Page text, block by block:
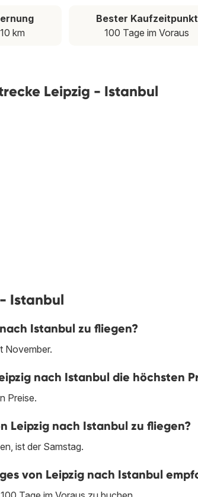
km
Bester Kaufzeitpunkt
100 Tage im Voraus
Leipzig - Istanbul
Istanbul
Istanbul zu fliegen?
November.
nach Istanbul die höchsten
Preise.
Leipzig nach Istanbul zu fliegen?
ist der Samstag.
von Leipzig nach Istanbul